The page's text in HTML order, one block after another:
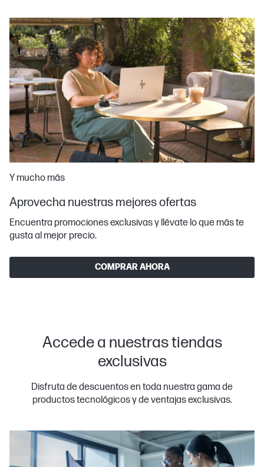
Y mucho más
Aprovecha nuestras mejores ofertas
Encuentra promociones exclusivas y llévate lo que más te
gusta al mejor precio.
COMPRAR AHORA
Accede a nuestras tiendas
exclusivas
Disfruta de descuentos en toda nuestra gama de
productos tecnológicos y de ventajas exclusivas.